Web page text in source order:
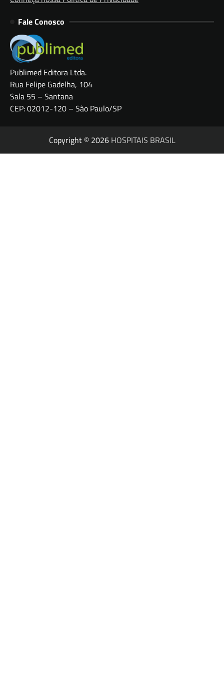
Fale Conosco
Publimed Editora Ltda.
Rua Felipe Gadelha, 104
Sala 55 – Santana
CEP: 02012-120 – São Paulo/SP
Copyright © 2026 HOSPITAIS BRASIL